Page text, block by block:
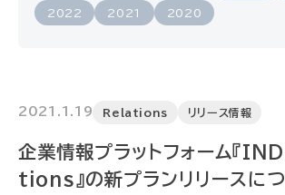
2022 2021 2020
2021.1.19 Relations リリース情報
企業情報プラットフォーム『
tions』の新プランリリースに